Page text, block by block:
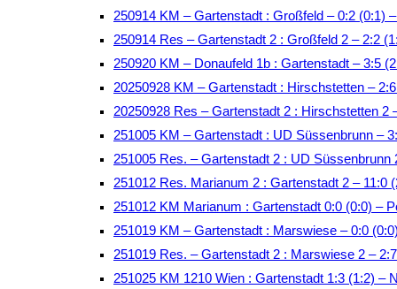
250914 KM – Gartenstadt : Großfeld – 0:2 (0:1)
250914 Res – Gartenstadt 2 : Großfeld 2 – 2:2
250920 KM – Donaufeld 1b : Gartenstadt – 3:5
20250928 KM – Gartenstadt : Hirschstetten –
20250928 Res – Gartenstadt 2 : Hirschstetten 2
251005 KM – Gartenstadt : UD Süssenbrunn –
251005 Res. – Gartenstadt 2 : UD Süssenbrunn
251012 Res. Marianum 2 : Gartenstadt 2 – 11:0
251012 KM Marianum : Gartenstadt 0:0 (0:0) –
251019 KM – Gartenstadt : Marswiese – 0:0
251019 Res. – Gartenstadt 2 : Marswiese 2 –
251025 KM 1210 Wien : Gartenstadt 1:3 (1:2) –